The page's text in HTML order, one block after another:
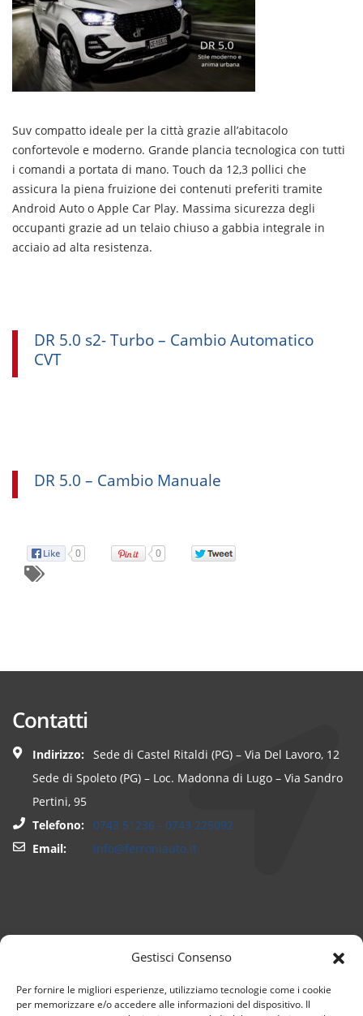
Gestisci Consenso
Per fornire le migliori esperienze, utilizziamo tecnologie come i cookie
per memorizzare e/o accedere alle informazioni del dispositivo. Il
Suv compatto ideale per la città grazie all’abitacolo
confortevole e moderno. Grande plancia tecnologica con tutti
i comandi a portata di mano. Touch da 12,3 pollici che
assicura la piena fruizione dei contenuti preferiti tramite
Android Auto o Apple Car Play. Massima sicurezza degli
occupanti grazie ad un telaio chiuso a gabbia integrale in
acciaio ad alta resistenza.
DR 5.0 s2- Turbo – Cambio Automatico
CVT
DR 5.0 – Cambio Manuale
0 0
Contatti
Indirizzo:
Sede di Castel Ritaldi (PG) – Via Del Lavoro, 12
Sede di Spoleto (PG) – Loc. Madonna di Lugo – Via Sandro
Pertini, 95
Telefono:
0743 51236 - 0743 225092
Email:
info@ferroniauto.it